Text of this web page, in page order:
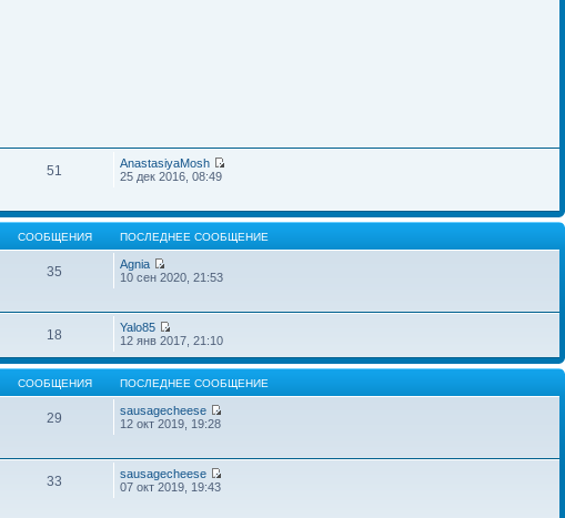
51
AnastasiyaMosh
25 дек 2016, 08:49
СООБЩЕНИЯ ПОСЛЕДНЕЕ СООБЩЕНИЕ
35
Agnia
10 сен 2020, 21:53
18
Yalo85
12 янв 2017, 21:10
СООБЩЕНИЯ ПОСЛЕДНЕЕ СООБЩЕНИЕ
29
sausagecheese
12 окт 2019, 19:28
33
sausagecheese
07 окт 2019, 19:43